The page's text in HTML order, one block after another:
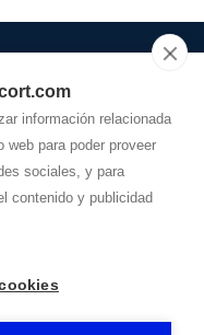
información relacionada
para poder proveer
sociales, y para
contenido y publicidad
A, Parcela 29-D
de privacidad